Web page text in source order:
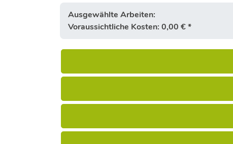
Ausgewählte Arbeiten:
Voraussichtliche Kosten: 0,00 € *